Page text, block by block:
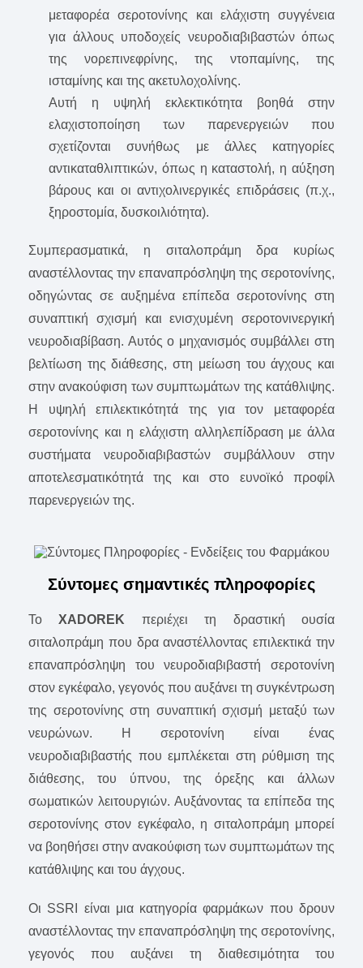
μεταφορέα σεροτονίνης και ελάχιστη συγγένεια
για άλλους υποδοχείς νευροδιαβιβαστών όπως
της νορεπινεφρίνης, της ντοπαμίνης, της
ισταμίνης και της ακετυλοχολίνης.
Αυτή η υψηλή εκλεκτικότητα βοηθά στην
ελαχιστοποίηση των παρενεργειών που
σχετίζονται συνήθως με άλλες κατηγορίες
αντικαταθλιπτικών, όπως η καταστολή, η αύξηση
βάρους και οι αντιχολινεργικές επιδράσεις (π.χ.,
ξηροστομία, δυσκοιλιότητα).
Συμπερασματικά, η σιταλοπράμη δρα κυρίως
αναστέλλοντας την επαναπρόσληψη της σεροτονίνης,
οδηγώντας σε αυξημένα επίπεδα σεροτονίνης στη
συναπτική σχισμή και ενισχυμένη σεροτονινεργική
νευροδιαβίβαση. Αυτός ο μηχανισμός συμβάλλει στη
βελτίωση της διάθεσης, στη μείωση του άγχους και
στην ανακούφιση των συμπτωμάτων της κατάθλιψης.
Η υψηλή επιλεκτικότητά της για τον μεταφορέα
σεροτονίνης και η ελάχιστη αλληλεπίδραση με άλλα
συστήματα νευροδιαβιβαστών συμβάλλουν στην
αποτελεσματικότητά της και στο ευνοϊκό προφίλ
παρενεργειών της.
Σύντομες σημαντικές πληροφορίες
ToXADOREK περιέχει τη δραστική ουσία
σιταλοπράμη που δρα αναστέλλοντας επιλεκτικά την
επαναπρόσληψη του νευροδιαβιβαστή σεροτονίνη
στον εγκέφαλο, γεγονός που αυξάνει τη συγκέντρωση
της σεροτονίνης στη συναπτική σχισμή μεταξύ των
νευρώνων. Η σεροτονίνη είναι ένας
νευροδιαβιβαστής που εμπλέκεται στη ρύθμιση της
διάθεσης, του ύπνου, της όρεξης και άλλων
σωματικών λειτουργιών. Αυξάνοντας τα επίπεδα της
σεροτονίνης στον εγκέφαλο, η σιταλοπράμη μπορεί
να βοηθήσει στην ανακούφιση των συμπτωμάτων της
κατάθλιψης και του άγχους.
Οι SSRI είναι μια κατηγορία φαρμάκων που δρουν
αναστέλλοντας την επαναπρόσληψη της σεροτονίνης,
γεγονός που αυξάνει τη διαθεσιμότητα του